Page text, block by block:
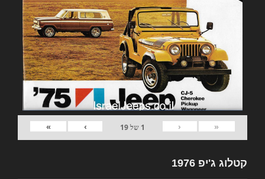
«
‹
1 של19
›
»
קטלוג ג'יפ 1976